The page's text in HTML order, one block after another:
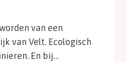
van een
van Velt. Ecologisch
En bij…